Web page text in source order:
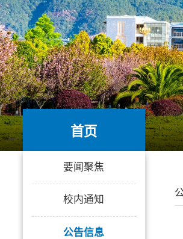
首页 首页
要闻聚焦
校内通知
公告信息